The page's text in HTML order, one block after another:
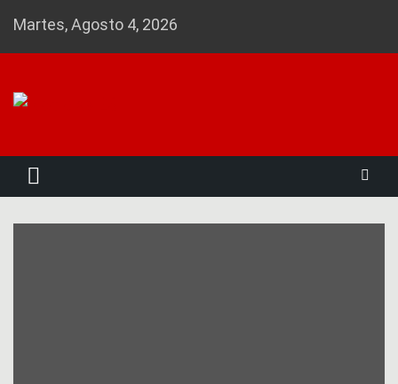
Martes, Agosto 4, 2026